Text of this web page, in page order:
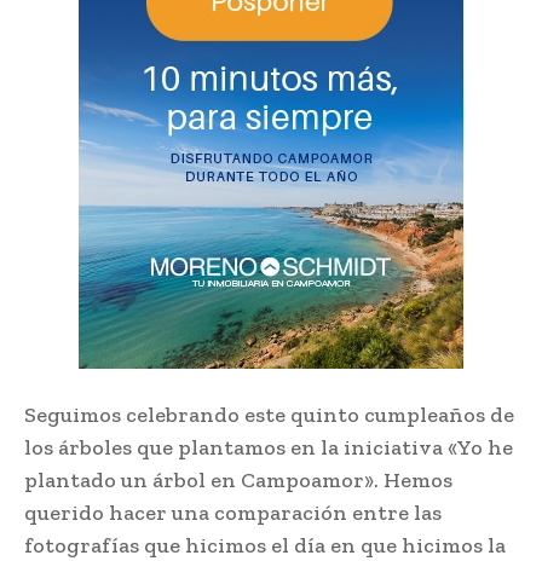
Seguimos celebrando este quinto cumpleaños de
los árboles que plantamos en la iniciativa «Yo he
plantado un árbol en Campoamor». Hemos
querido hacer una comparación entre las
fotografías que hicimos el día en que hicimos la